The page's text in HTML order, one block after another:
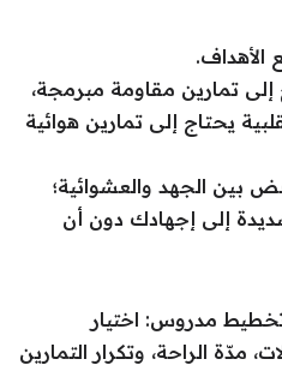
إلى تمارين مقاومة مبرمجة،
يحتاج إلى تمارين هوائية
بين الجهد والعشوائية؛
إلى إجهادك دون أن
تخطيط مدروس: اختيار
مدّة الراحة، وتكرار التمارين